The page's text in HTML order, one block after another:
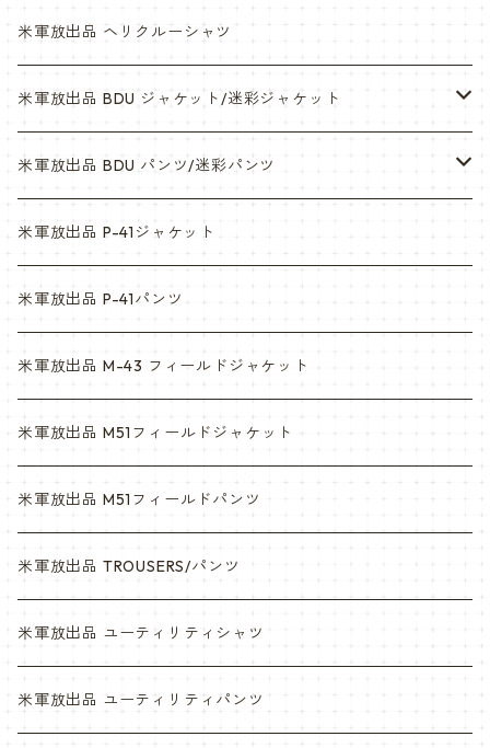
米軍放出品 ヘリクルーシャツ
米軍放出品 BDU ジャケット/迷彩ジャケット
ウッドランド
ACU
マルチカム
3c
6c
デザート
デザートマーパット
ABU
NWU
米軍放出品 BDU パンツ/迷彩パンツ
ウッドランド
ACU
マルチカム
3c
6c
デザート
デザートマーパット
ABU
米軍放出品 P-41ジャケット
米軍放出品 P-41パンツ
米軍放出品 M-43 フィールドジャケット
米軍放出品 M51フィールドジャケット
米軍放出品 M51フィールドパンツ
米軍放出品 TROUSERS/パンツ
米軍放出品 ユーティリティシャツ
米軍放出品 ユーティリティパンツ